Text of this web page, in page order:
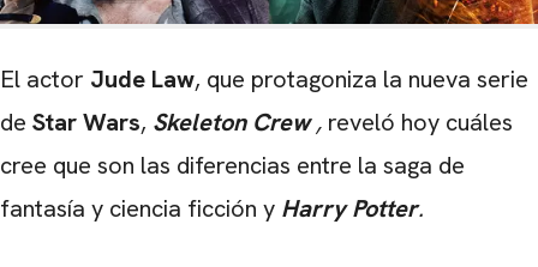
El actor Jude Law, que protagoniza la nueva serie
de Star Wars, Skeleton Crew, reveló hoy cuáles
cree que son las diferencias entre la saga de
fantasía y ciencia ficción y Harry Potter.